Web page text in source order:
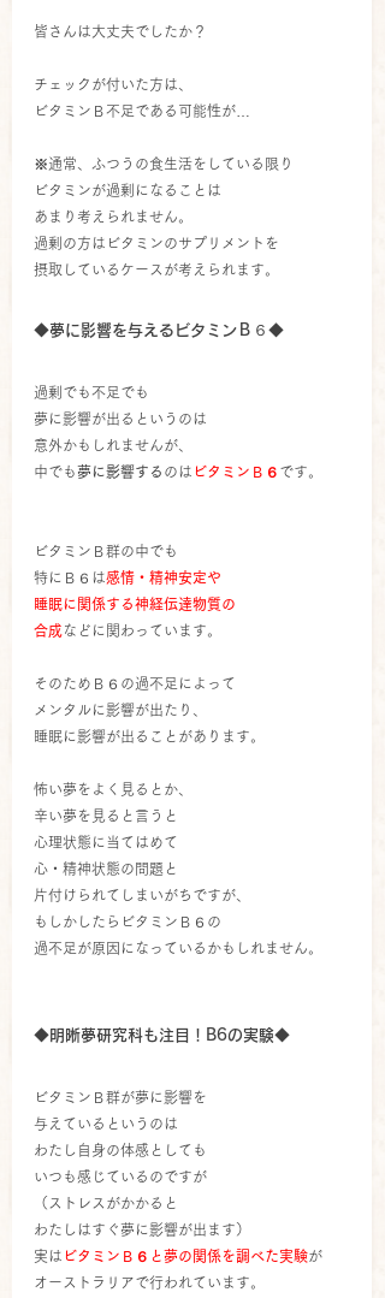
皆さんは大丈夫でしたか？
チェックが付いた方は、
ビタミンＢ不足である可能性が…
※通常、ふつうの食生活をしている限り
ビタミンが過剰になることは
あまり考えられません。
過剰の方はビタミンのサプリメントを
摂取しているケースが考えられます。
◆夢に影響を与えるビタミンＢ６◆
過剰でも不足でも
夢に影響が出るというのは
意外かもしれませんが、
中でも夢に影響する のは ビタミンＢ６ です。
ビタミンＢ群の中でも
特にＢ６は感情・精神安定や
睡眠に関係する神経伝達物質の
合成 などに関わっています。
そのためＢ６の過不足によって
メンタルに影響が出たり、
睡眠に影響が出ることがあります。
怖い夢をよく見るとか、
辛い夢を見ると言うと
心理状態に当てはめて
心・精神状態の問題と
片付けられてしまいがちですが、
もしかしたらビタミンＢ６の
過不足が原因になっているかもしれません。
◆明晰夢研究科も注目！B6の実験◆
ビタミンＢ群が夢に影響を
与えているというのは
わたし自身の体感としても
いつも感じているのですが
（ストレスがかかると
わたしはすぐ夢に影響が出ます）
実は ビタミンＢ６と夢の関係を調べた実験が
オーストラリアで行われています。